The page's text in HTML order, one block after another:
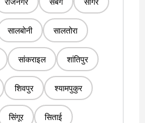
सालबोनी सालतोरा
सांकराइल शांतिपुर
शिवपुर श्यामपुकुर
सिंगूर सिताई